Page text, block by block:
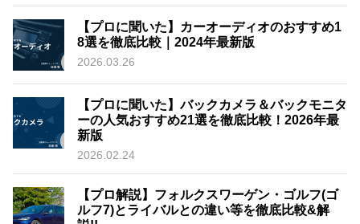
【プロに聞いた】カーオーディオのおすすめ1
8選を徹底比較｜2024年最新版
2026.03.26
【プロに聞いた】バックカメラ＆バックモニタ
ーの人気おすすめ21選を徹底比較！2026年最
新版
2026.02.24
【プロ解説】フォルクスワーゲン・ゴルフ(ゴ
ルフ7)とライバルとの違い等を徹底比較&解